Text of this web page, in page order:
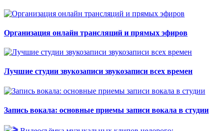
Организация онлайн трансляций и прямых эфиров
Лучшие студии звукозаписи звукозаписи всех времен
Запись вокала: основные приемы записи вокала в студии